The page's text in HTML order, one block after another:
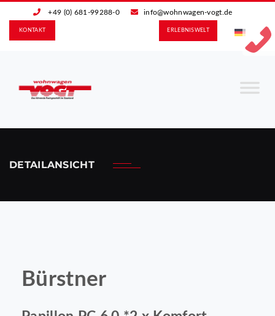
+49 (0) 681-99288-0 info@wohnwagen-vogt.de
ERLEBNIS­WELT
KONTAKT
DETAILANSICHT
Bürstner